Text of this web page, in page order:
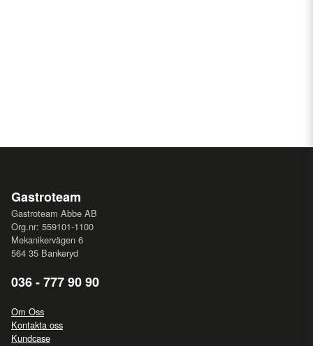
Gastroteam
Gastroteam Abbe AB
Org.nr: 559101-1100
Mekanikervägen 6
564 35 Bankeryd
036 - 777 90 90
Om Oss
Kontakta oss
Kundcase